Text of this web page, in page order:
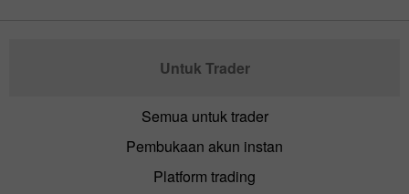
Untuk Trader
Semua untuk trader
Pembukaan akun instan
Platform trading